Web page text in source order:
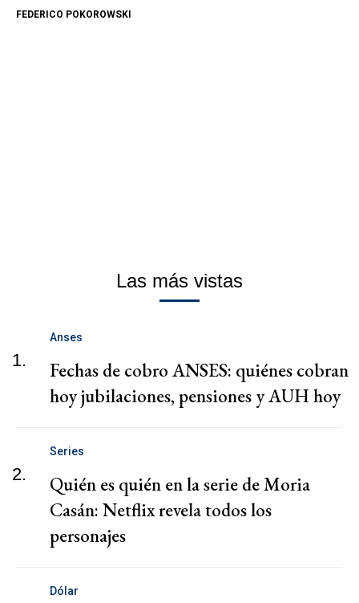
FEDERICO POKOROWSKI
Las más vistas
1.
Anses
Fechas de cobro ANSES: quiénes cobran
hoy jubilaciones, pensiones y AUH hoy
2.
Series
Quién es quién en la serie de Moria
Casán: Netflix revela todos los
personajes
Dólar